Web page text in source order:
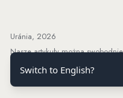
Uránia, 2026
Nasze artykuły można
Switch to English?